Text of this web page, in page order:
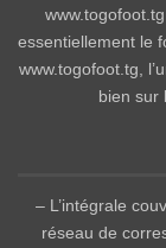
essentiellement le
www.togofoot.tg,
bien sur
– L’intégrale
réseau de